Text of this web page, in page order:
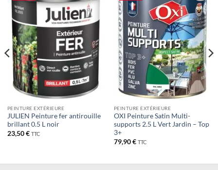
Ajouter
à la liste
de
souhaits
PEINTURE EXTÉRIEURE
JULIEN Peinture fer antirouille
brillant 0.5 L noir
23,50€ TTC
Ajouter
à la liste
de
souhaits
PEINTURE EXTÉRIEURE
OXI Peinture Satin Multi-
supports 2.5 L Vert Jardin – Top
3+
79,90€ TTC